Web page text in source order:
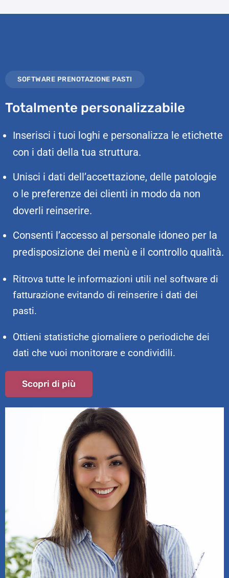
SOFTWARE PRENOTAZIONE PASTI
Totalmente personalizzabile
Inserisci i tuoi loghi e personalizza le etichette
con i dati della tua struttura.
Unisci i dati dell’accettazione, delle patologie
o le preferenze dei clienti in modo da non
doverli reinserire.
Consenti l’accesso al personale idoneo per la
predisposizione dei menù e il controllo qualità.
Ritrova tutte le informazioni utili nel software di
fatturazione evitando di reinserire i dati dei
pasti.
Ottieni statistiche giornaliere o periodiche dei
dati che vuoi monitorare e condividili.
Scopri di più